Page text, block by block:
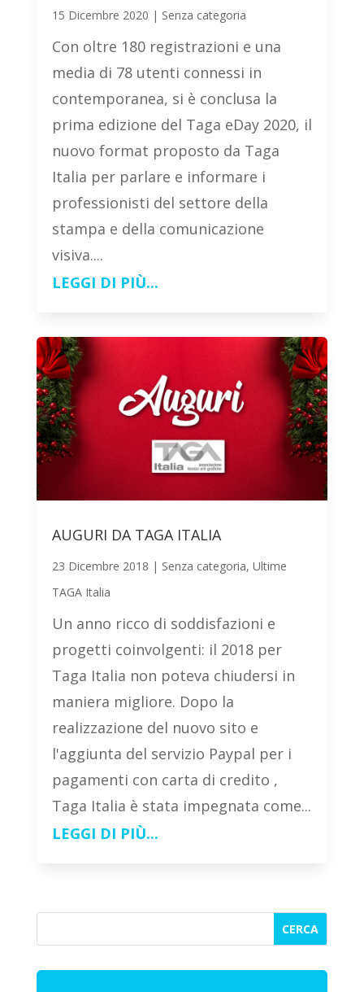
15 Dicembre 2020 | Senza categoria
Con oltre 180 registrazioni e una
media di 78 utenti connessi in
contemporanea, si è conclusa la
prima edizione del Taga eDay 2020, il
nuovo format proposto da Taga
Italia per parlare e informare i
professionisti del settore della
stampa e della comunicazione
visiva....
LEGGI DI PIÙ...
AUGURI DA TAGA ITALIA
23 Dicembre 2018 | Senza categoria, Ultime
TAGA Italia
Un anno ricco di soddisfazioni e
progetti coinvolgenti: il 2018 per
Taga Italia non poteva chiudersi in
maniera migliore. Dopo la
realizzazione del nuovo sito e
l'aggiunta del servizio Paypal per i
pagamenti con carta di credito ,
Taga Italia è stata impegnata come...
LEGGI DI PIÙ...